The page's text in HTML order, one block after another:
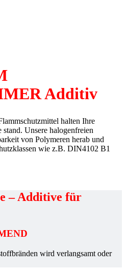
Additiv
halten Ihre
Unsere halogenfreien
von Polymeren herab und
wie z.B. DIN4102 B1
– Additive für
wird verlangsamt oder